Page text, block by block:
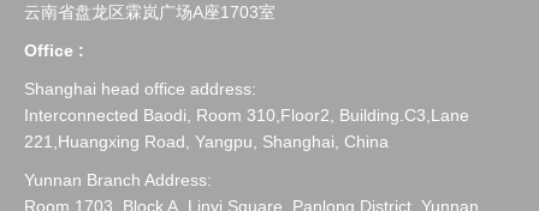
云南省盘龙区霖岚广场A座1703室
Office :
Shanghai head office address:
Interconnected Baodi, Room 310,Floor2, Building.C3,Lane
221,Huangxing Road, Yangpu, Shanghai, China
Yunnan Branch Address:
Room 1703, Block A, Linyi Square, Panlong District, Yunnan